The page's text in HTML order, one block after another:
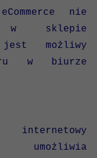
nie
w sklepie
możliwy
w biurze
umożliwia